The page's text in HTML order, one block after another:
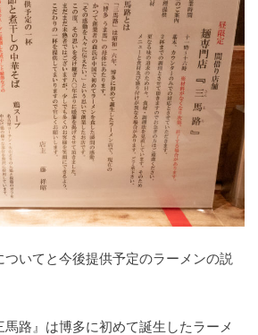
いてと今後提供予定のラーメンの説
路』は博多に初めて誕生したラーメ